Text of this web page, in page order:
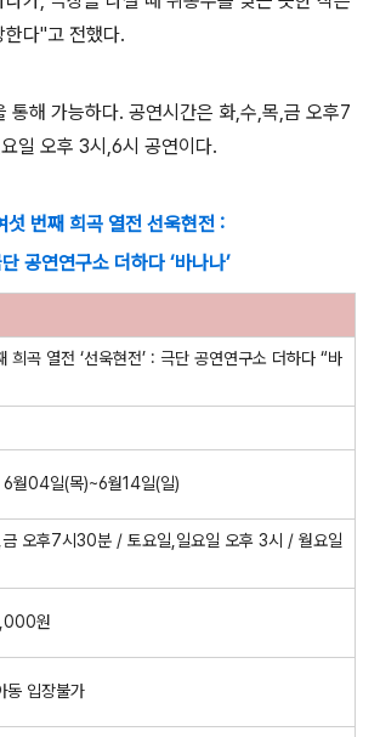
한다"고 전했다.
통해 가능하다. 공연시간은 화,수,목,금 오후7
일 오후 3시 ,6시 공연이다.
섯 번째 희곡 열전 선욱현전 :
공연연구소 더하다 ‘바나나’
희곡 열전 ‘선욱현전’ : 극단 공연연구소 더하다 “바
6월04일(목)~6월14일(일)
금 오후7시30분 / 토요일 일요일 오후 3시 / 월요일
원
동 입장불가